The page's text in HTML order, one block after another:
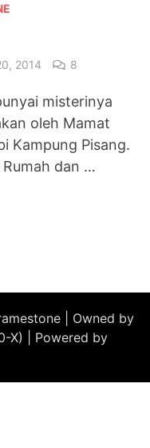
2014 8
misterinya
oleh Mamat
Kampung Pisang.
Rumah dan …
| Owned by
X) | Powered by